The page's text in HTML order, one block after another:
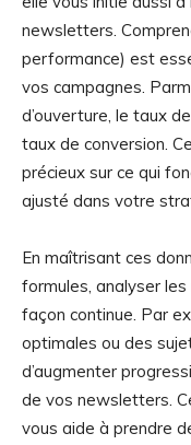
newsletters.
performance) est
vos campagnes.
d’ouverture, le taux
taux de conversion.
précieux sur ce qui
ajusté dans votre
En maîtrisant ces
formules, analyser
façon continue. Par
optimales ou des
d’augmenter
de vos newsletters.
vous aide à prendre